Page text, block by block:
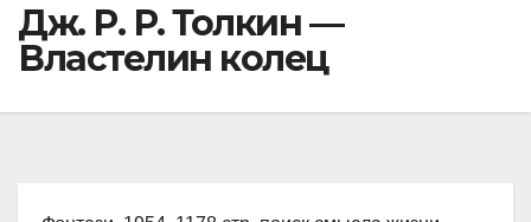
Дж. Р. Р. Толкин —
Властелин колец